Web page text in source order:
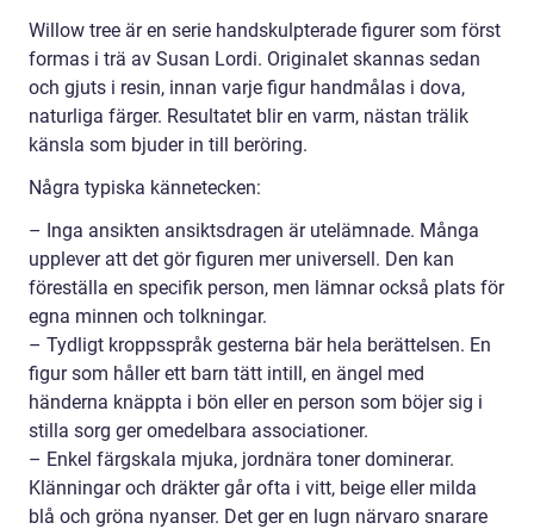
Willow tree är en serie handskulpterade figurer som först
formas i trä av Susan Lordi. Originalet skannas sedan
och gjuts i resin, innan varje figur handmålas i dova,
naturliga färger. Resultatet blir en varm, nästan trälik
känsla som bjuder in till beröring.
Några typiska kännetecken:
– Inga ansikten ansiktsdragen är utelämnade. Många
upplever att det gör figuren mer universell. Den kan
föreställa en specifik person, men lämnar också plats för
egna minnen och tolkningar.
– Tydligt kroppsspråk gesterna bär hela berättelsen. En
figur som håller ett barn tätt intill, en ängel med
händerna knäppta i bön eller en person som böjer sig i
stilla sorg ger omedelbara associationer.
– Enkel färgskala mjuka, jordnära toner dominerar.
Klänningar och dräkter går ofta i vitt, beige eller milda
blå och gröna nyanser. Det ger en lugn närvaro snarare